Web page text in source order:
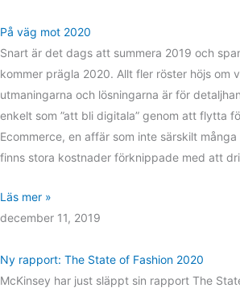
På väg mot 2020
Snart är det dags att summera 2019 och
kommer prägla 2020. Allt fler röster höjs om
utmaningarna och lösningarna är för
enkelt som ”att bli digitala” genom att flytta
Ecommerce, en affär som inte särskilt
finns stora kostnader förknippade med att
Läs mer »
december 11, 2019
Ny rapport: The State of Fashion 2020
McKinsey har just släppt sin rapport The